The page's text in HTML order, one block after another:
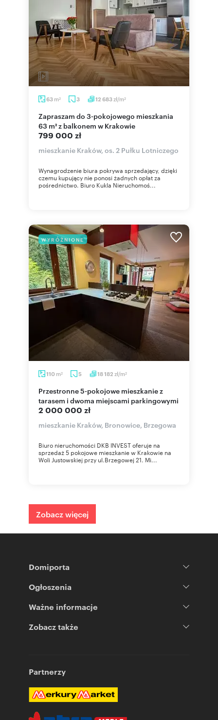
63 m2 3 12 683zł/m2
Zapraszam do 3-pokojowego mieszkania
63 m² z balkonem w Krakowie
799 000 zł
mieszkanie Kraków, os. 2 Pułku Lotniczego
Wynagrodzenie biura pokrywa sprzedający, dzięki
czemu kupujący nie ponosi żadnych opłat za
pośrednictwo. Biuro Kukla Nieruchomoś...
WYRÓŻNIONE
110 m2 5 18 182 zł/m2
Przestronne 5-pokojowe mieszkanie z
tarasem i dwoma miejscami parkingowymi
2 000 000 zł
mieszkanie Kraków, Bronowice, Brzegowa
Biuro nieruchomości DKB INVEST oferuje na
sprzedaż 5 pokojowe mieszkanie w Krakowie na
Woli Justowskiej przy ul.Brzegowej 21. Mi...
Zobacz więcej
Domiporta
Ogłoszenia
Ważne informacje
Zobacz także
Partnerzy